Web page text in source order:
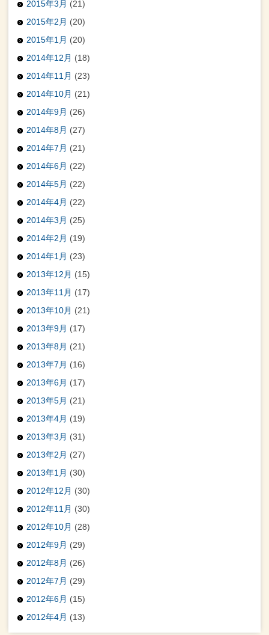
2015年3月 (21)
2015年2月 (20)
2015年1月 (20)
2014年12月 (18)
2014年11月 (23)
2014年10月 (21)
2014年9月 (26)
2014年8月 (27)
2014年7月 (21)
2014年6月 (22)
2014年5月 (22)
2014年4月 (22)
2014年3月 (25)
2014年2月 (19)
2014年1月 (23)
2013年12月 (15)
2013年11月 (17)
2013年10月 (21)
2013年9月 (17)
2013年8月 (21)
2013年7月 (16)
2013年6月 (17)
2013年5月 (21)
2013年4月 (19)
2013年3月 (31)
2013年2月 (27)
2013年1月 (30)
2012年12月 (30)
2012年11月 (30)
2012年10月 (28)
2012年9月 (29)
2012年8月 (26)
2012年7月 (29)
2012年6月 (15)
2012年4月 (13)